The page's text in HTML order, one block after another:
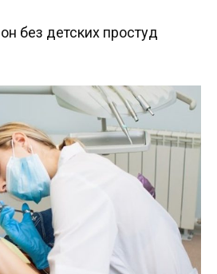
без детских простуд